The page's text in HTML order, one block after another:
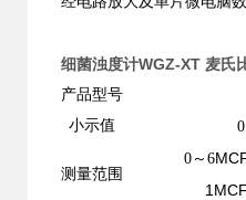
细菌浊度计WGZ-XT 麦氏
产品型号
小示值
测量范围
0 ～6